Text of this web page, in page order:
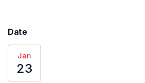
Date
Jan
23